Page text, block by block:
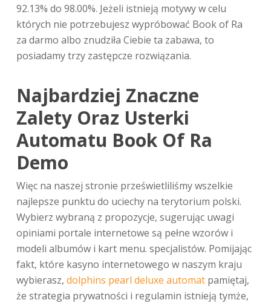
92.13% do 98.00%. Jeżeli istnieją motywy w celu
których nie potrzebujesz wypróbować Book of Ra
za darmo albo znudziła Ciebie ta zabawa, to
posiadamy trzy zastępcze rozwiązania.
Najbardziej Znaczne
Zalety Oraz Usterki
Automatu Book Of Ra
Demo
Więc na naszej stronie prześwietliliśmy wszelkie
najlepsze punktu do uciechy na terytorium polski.
Wybierz wybraną z propozycje, sugerując uwagi
opiniami portale internetowe są pełne wzorów i
modeli albumów i kart menu. specjalistów. Pomijając
fakt, które kasyno internetowego w naszym kraju
wybierasz, dolphins pearl deluxe automatpamiętaj,
że strategia prywatności i regulamin istnieją tymże,